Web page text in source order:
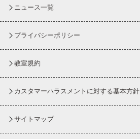
ニュース一覧
プライバシーポリシー
教室規約
カスタマーハラスメントに対する基本方針
サイトマップ